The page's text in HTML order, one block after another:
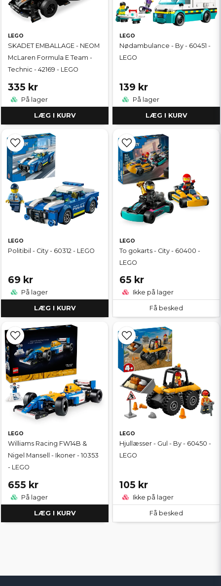
LEGO
SKADET EMBALLAGE - NEOM
McLaren Formula E Team -
Technic - 42169 - LEGO
335 kr
På lager
LÆG I KURV
LEGO
Nødambulance - By - 60451 -
LEGO
139 kr
På lager
LÆG I KURV
LEGO
Politibil - City - 60312 - LEGO
69 kr
På lager
LÆG I KURV
LEGO
To gokarts - City - 60400 -
LEGO
65 kr
Ikke på lager
Få besked
LEGO
Williams Racing FW14B &
Nigel Mansell - Ikoner - 10353
- LEGO
655 kr
På lager
LÆG I KURV
LEGO
Hjullæsser - Gul - By - 60450 -
LEGO
105 kr
Ikke på lager
Få besked